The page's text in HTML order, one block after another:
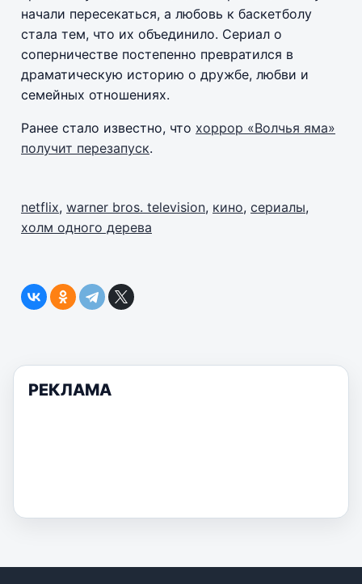
начали пересекаться, а любовь к баскетболу
стала тем, что их объединило. Сериал о
соперничестве постепенно превратился в
драматическую историю о дружбе, любви и
семейных отношениях.
Ранее стало известно, что хоррор «Волчья яма»
получит перезапуск.
netflix, warner bros. television, кино, сериалы,
холм одного дерева
РЕКЛАМА